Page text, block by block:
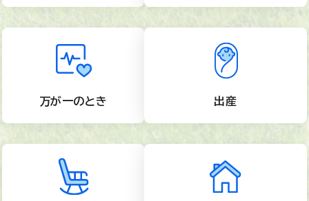
万が一のとき 出産